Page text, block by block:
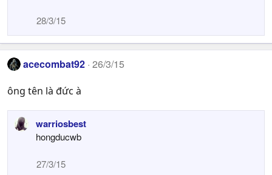
28/3/15
acecombat92 26/3/15
ông tên là đức à
warriosbest
hongducwb
27/3/15